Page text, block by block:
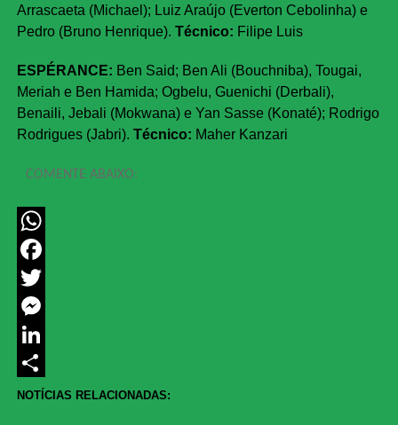
Arrascaeta (Michael); Luiz Araújo (Everton Cebolinha) e
Pedro (Bruno Henrique). Técnico: Filipe Luis
ESPÉRANCE: Ben Said; Ben Ali (Bouchniba), Tougai,
Meriah e Ben Hamida; Ogbelu, Guenichi (Derbali),
Benaili, Jebali (Mokwana) e Yan Sasse (Konaté); Rodrigo
Rodrigues (Jabri). Técnico: Maher Kanzari
COMENTE ABAIXO:
WhatsApp
Facebook
Twitter
Messenger
LinkedIn
Share
NOTÍCIAS RELACIONADAS: